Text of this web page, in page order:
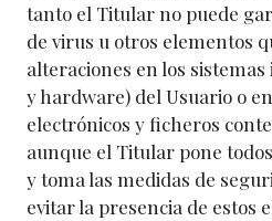
tanto el Titular no puede
de virus u otros elementos
alteraciones en los
y hardware) del Usuario o
electrónicos y ficheros
aunque el Titular pone
y toma las medidas de
evitar la presencia de estos